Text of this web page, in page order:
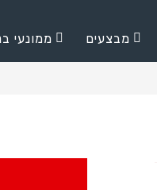
ממונעי מבצעים